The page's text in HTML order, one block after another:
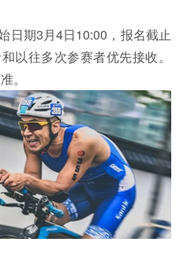
日期3月4日10:00，报名截止
以往多次参赛者优先接收。
。